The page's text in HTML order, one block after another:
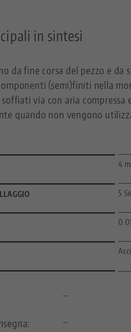
in sintesi
da fine corsa del pezzo e
(semi)finiti nella
via con aria compressa
quando non vengono
4
5
—
—